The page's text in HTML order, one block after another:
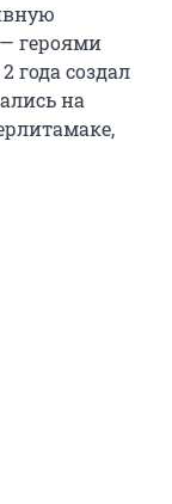
героями
года создал
на